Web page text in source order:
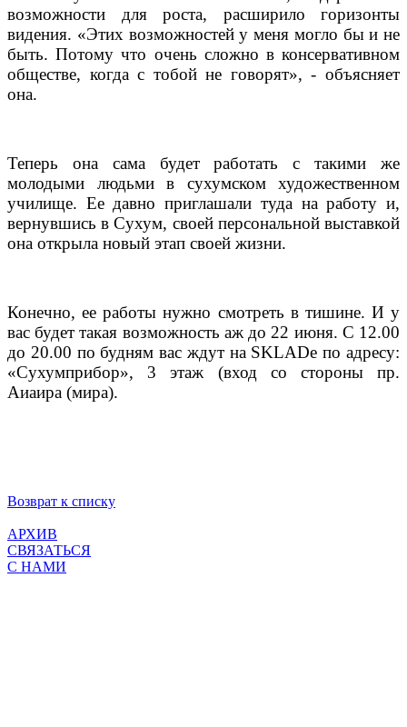
возможности для роста, расширило горизонты
видения. «Этих возможностей у меня могло бы и не
быть. Потому что очень сложно в консервативном
обществе, когда с тобой не говорят», - объясняет
она.
Теперь она сама будет работать с такими же
молодыми людьми в сухумском художественном
училище. Ее давно приглашали туда на работу и,
вернувшись в Сухум, своей персональной выставкой
она открыла новый этап своей жизни.
Конечно, ее работы нужно смотреть в тишине. И у
вас будет такая возможность аж до 22 июня. С 12.00
до 20.00 по будням вас ждут на SKLADе по адресу:
«Сухумприбор», 3 этаж (вход со стороны пр.
Аиаира (мира).
Возврат к списку
АРХИВ
СВЯЗАТЬСЯ
С НАМИ